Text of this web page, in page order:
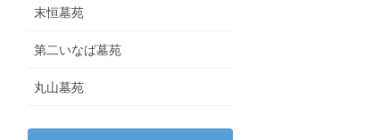
末恒墓苑
第二いなば墓苑
丸山墓苑